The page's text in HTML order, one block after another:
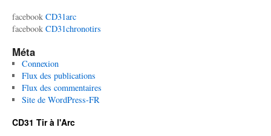
facebook CD31arc
facebook CD31chronotirs
Méta
Connexion
Flux des publications
Flux des commentaires
Site de WordPress-FR
CD31 Tir à l'Arc